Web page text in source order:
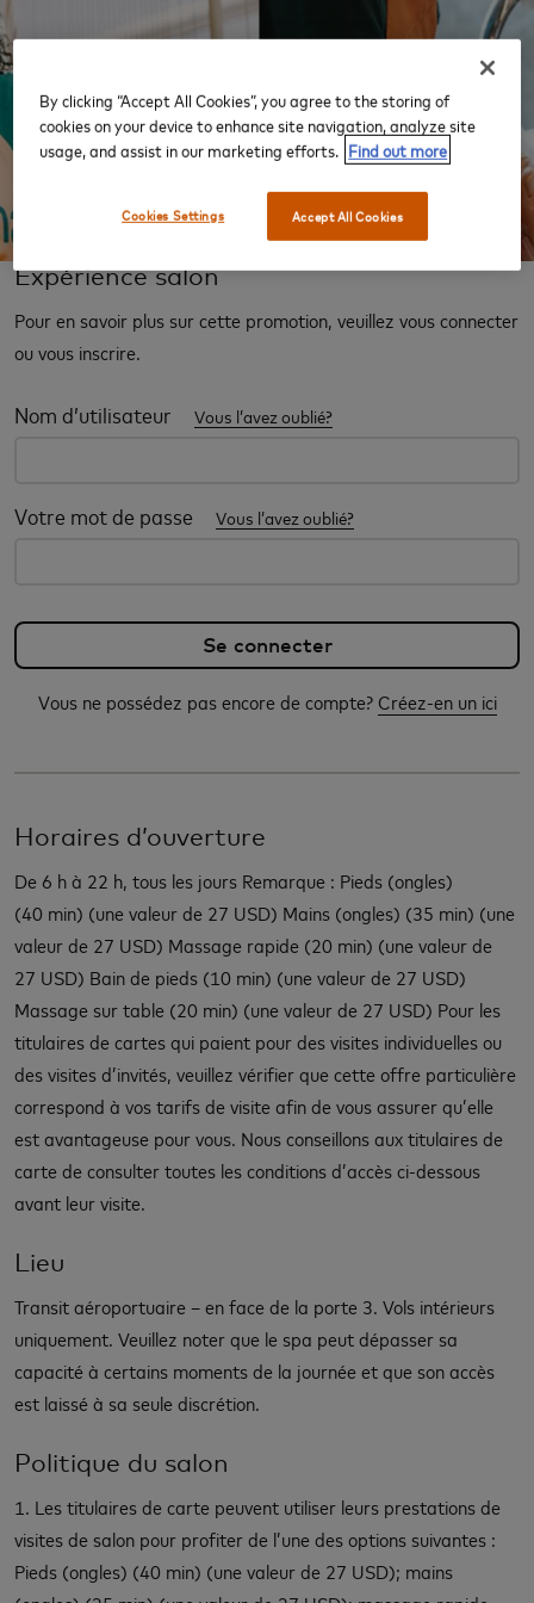
Expérience salon
Pour en savoir plus sur cette promotion, veuillez vous connecter
ou vous inscrire.
Nom d’utilisateur Vous l’avez oublié?
Votre mot de passe Vous l’avez oublié?
Vous ne possédez pas encore de compte? Créez-en un ici
Horaires d’ouverture
De 6 h à 22 h, tous les jours Remarque : Pieds (ongles)
(40 min) (une valeur de 27 USD) Mains (ongles) (35 min) (une
valeur de 27 USD) Massage rapide (20 min) (une valeur de
27 USD) Bain de pieds (10 min) (une valeur de 27 USD)
Massage sur table (20 min) (une valeur de 27 USD) Pour les
titulaires de cartes qui paient pour des visites individuelles ou
des visites d’invités, veuillez vérifier que cette offre particulière
correspond à vos tarifs de visite afin de vous assurer qu’elle
est avantageuse pour vous. Nous conseillons aux titulaires de
carte de consulter toutes les conditions d’accès ci-dessous
avant leur visite.
Lieu
Transit aéroportuaire – en face de la porte 3. Vols intérieurs
uniquement. Veuillez noter que le spa peut dépasser sa
capacité à certains moments de la journée et que son accès
est laissé à sa seule discrétion.
Politique du salon
1. Les titulaires de carte peuvent utiliser leurs prestations de
visites de salon pour profiter de l’une des options suivantes :
Pieds (ongles) (40 min) (une valeur de 27 USD); mains
By clicking “Accept All Cookies”, you agree to the storing of
cookies on your device to enhance site navigation, analyze site
usage, and assist in our marketing efforts. Find out more
Accept All Cookies
Cookies Settings